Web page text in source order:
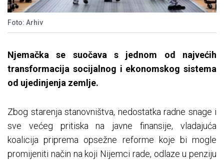
Foto: Arhiv
Njemačka se suočava s jednom od najvećih
transformacija socijalnog i ekonomskog sistema
od ujedinjenja zemlje.
Zbog starenja stanovništva, nedostatka radne snage i
sve većeg pritiska na javne finansije, vladajuća
koalicija priprema opsežne reforme koje bi mogle
promijeniti način na koji Nijemci rade, odlaze u penziju